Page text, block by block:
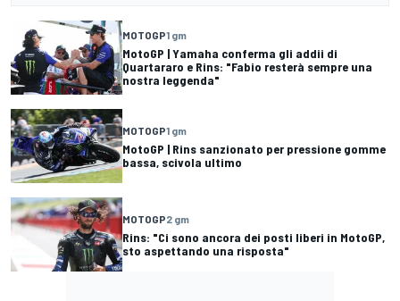
MOTOGP1 gm
MotoGP | Yamaha conferma gli addii di
Quartararo e Rins: "Fabio resterà sempre una
nostra leggenda"
MOTOGP1 gm
MotoGP | Rins sanzionato per pressione gomme
bassa, scivola ultimo
MOTOGP2 gm
Rins: "Ci sono ancora dei posti liberi in MotoGP,
sto aspettando una risposta"